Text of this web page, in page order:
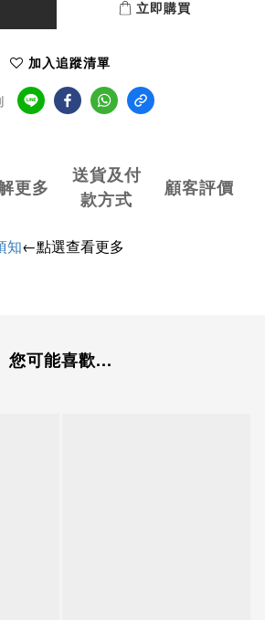
立即購買
加入追蹤清單
更多
送貨及付
款方式
顧客評價
知←點選查看更多
您可能喜歡...